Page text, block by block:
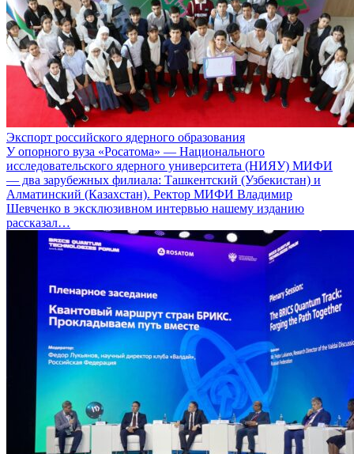
Экспорт российского ядерного образования
У опорного вуза «Росатома» — Национального
исследовательского ядерного университета (НИЯУ) МИФИ
— два зарубежных филиала: Ташкентский (Узбекистан) и
Алматинский (Казахстан). Ректор МИФИ Владимир
Шевченко в эксклюзивном интервью нашему изданию
рассказал…